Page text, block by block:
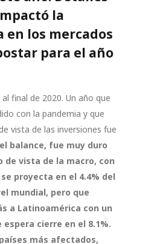
la
en los mercados
para el año
final de 2020. Un año que
con la pandemia y que
vista de las inversiones fue
balance, fue muy duro
de vista de la macro, con
proyecta en el 4.4% del
mundial, pero que
a Latinoamérica con un
cierre en el 8.1%.
más afectados,